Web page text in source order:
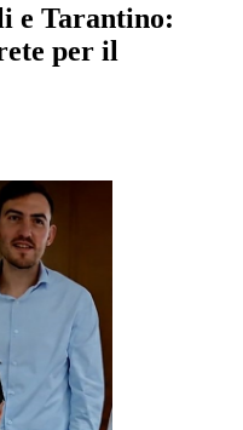
e Tarantino:
per il